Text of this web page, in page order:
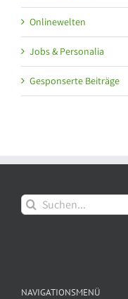
Onlinewelten
Jobs & Personalia
Gesponserte Beiträge
Suche
nach:
NAVIGATIONSMENÜ